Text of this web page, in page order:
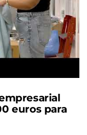
euros para